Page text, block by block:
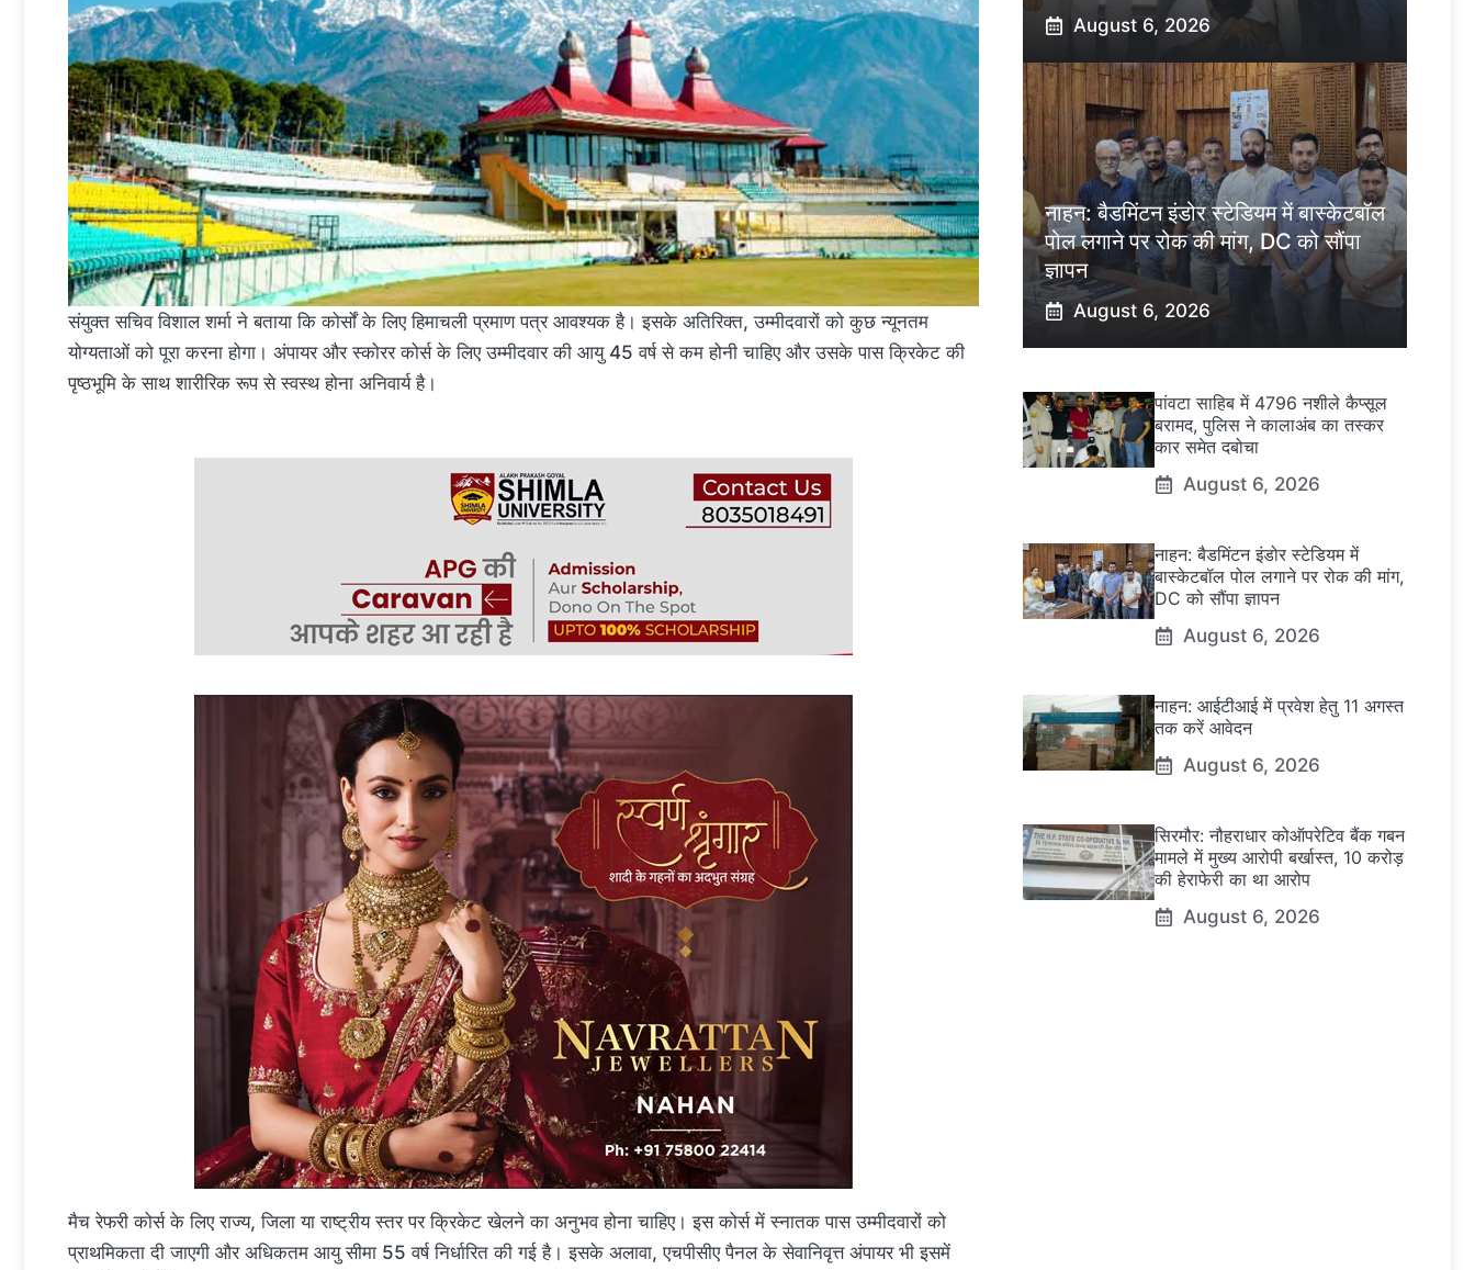
संयुक्त सचिव विशाल शर्मा ने बताया कि कोर्सों के लिए हिमाचली प्रमाण पत्र आवश्यक है। इसके अतिरिक्त, उम्मीदवारों को कुछ न्यूनतम
योग्यताओं को पूरा करना होगा। अंपायर और स्कोरर कोर्स के लिए उम्मीदवार की आयु 45 वर्ष से कम होनी चाहिए और उसके पास क्रिकेट की
पृष्ठभूमि के साथ शारीरिक रूप से स्वस्थ होना अनिवार्य है।
मैच रेफरी कोर्स के लिए राज्य, जिला या राष्ट्रीय स्तर पर क्रिकेट खेलने का अनुभव होना चाहिए। इस कोर्स में स्नातक पास उम्मीदवारों को
प्राथमिकता दी जाएगी और अधिकतम आयु सीमा 55 वर्ष निर्धारित की गई है। इसके अलावा, एचपीसीए पैनल के सेवानिवृत्त अंपायर भी इसमें
August 6, 2026
नाहन: बैडमिंटन इंडोर स्टेडियम में बास्केटबॉल
पोल लगाने पर रोक की मांग, DC को सौंपा
ज्ञापन
August 6, 2026
पांवटा साहिब में 4796 नशीले कैप्सूल
बरामद, पुलिस ने कालाअंब का तस्कर
कार समेत दबोचा
August 6, 2026
नाहन: बैडमिंटन इंडोर स्टेडियम में
बास्केटबॉल पोल लगाने पर रोक की मांग,
DC को सौंपा ज्ञापन
August 6, 2026
नाहन: आईटीआई में प्रवेश हेतु 11 अगस्त
तक करें आवेदन
August 6, 2026
सिरमौर: नौहराधार कोऑपरेटिव बैंक गबन
मामले में मुख्य आरोपी बर्खास्त, 10 करोड़
की हेराफेरी का था आरोप
August 6, 2026